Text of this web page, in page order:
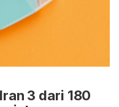
3 dari 180